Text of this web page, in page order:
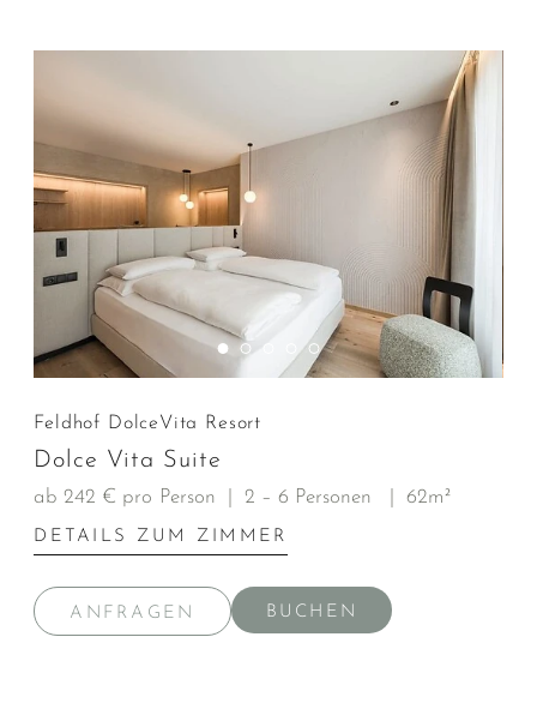
Feldhof DolceVita Resort
Dolce Vita Suite
ab 242 € pro Person 2 – 6 Personen 62m²
DETAILS ZUM ZIMMER
ANFRAGEN BUCHEN